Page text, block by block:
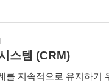
스템 (CRM)
를 지속적으로 유지하기